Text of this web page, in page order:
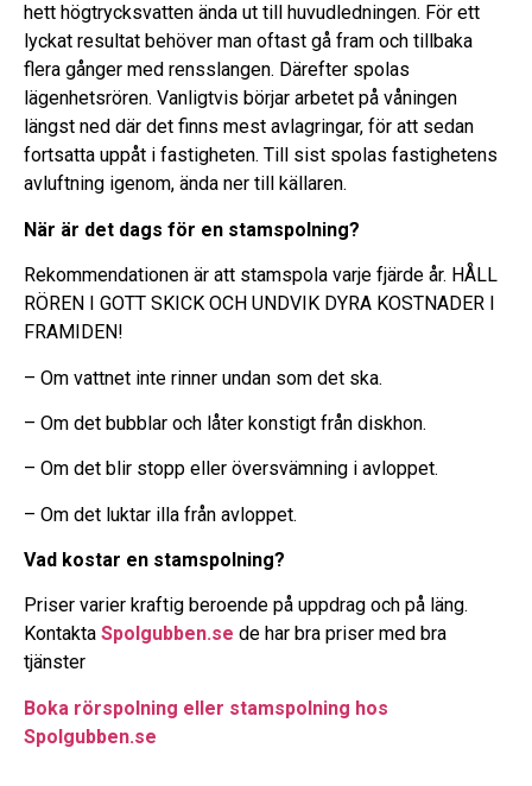
hett högtrycksvatten ända ut till huvudledningen. För ett
lyckat resultat behöver man oftast gå fram och tillbaka
flera gånger med rensslangen. Därefter spolas
lägenhetsrören. Vanligtvis börjar arbetet på våningen
längst ned där det finns mest avlagringar, för att sedan
fortsatta uppåt i fastigheten. Till sist spolas fastighetens
avluftning igenom, ända ner till källaren.
När är det dags för en stamspolning?
Rekommendationen är att stamspola varje fjärde år. HÅLL
RÖREN I GOTT SKICK OCH UNDVIK DYRA KOSTNADER I
FRAMIDEN!
– Om vattnet inte rinner undan som det ska.
– Om det bubblar och låter konstigt från diskhon.
– Om det blir stopp eller översvämning i avloppet.
– Om det luktar illa från avloppet.
Vad kostar en stamspolning?
Priser varier kraftig beroende på uppdrag och på läng.
Kontakta Spolgubben.se de har bra priser med bra
tjänster
Boka rörspolning eller stamspolning hos
Spolgubben.se